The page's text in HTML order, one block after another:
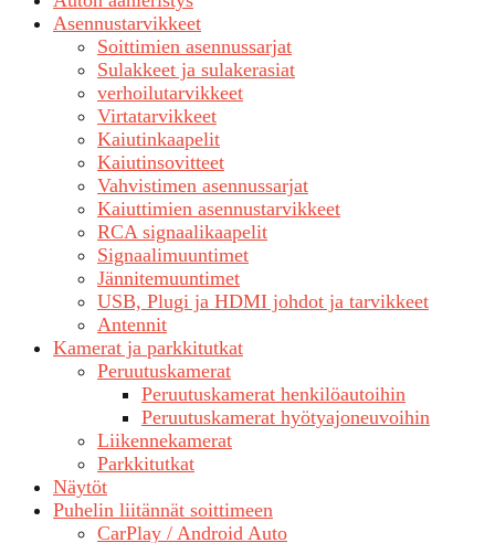
Asennustarvikkeet
Soittimien asennussarjat
Sulakkeet ja sulakerasiat
verhoilutarvikkeet
Virtatarvikkeet
Kaiutinkaapelit
Kaiutinsovitteet
Vahvistimen asennussarjat
Kaiuttimien asennustarvikkeet
RCA signaalikaapelit
Signaalimuuntimet
Jännitemuuntimet
USB, Plugi ja HDMI johdot ja tarvikkeet
Antennit
Kamerat ja parkkitutkat
Peruutuskamerat
Peruutuskamerat henkilöautoihin
Peruutuskamerat hyötyajoneuvoihin
Liikennekamerat
Parkkitutkat
Näytöt
Puhelin liitännät soittimeen
CarPlay / Android Auto